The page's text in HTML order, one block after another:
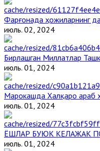
Фарғонада ҳожиларнинг
июль. 02, 2024
Бирлашган Миллатлар
июль. 01, 2024
Марокашда Халқаро араб
июль. 01, 2024
ЁШЛАР БУЮК КЕЛАЖАК
июль. 01, 2024